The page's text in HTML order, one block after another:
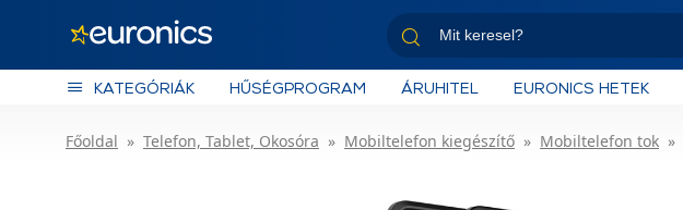
KATEGÓRIÁK HŰSÉGPROGRAM ÁRUHITEL EURONICS HETEK
Főoldal Telefon, Tablet, Okosóra Mobiltelefon kiegészítő Mobiltelefon tok